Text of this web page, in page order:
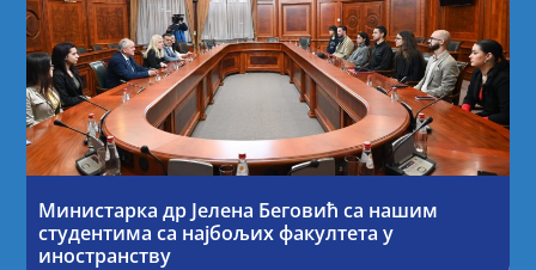
Министарка др Јелена Беговић са нашим
студентима са најбољих факултета у
иностранству